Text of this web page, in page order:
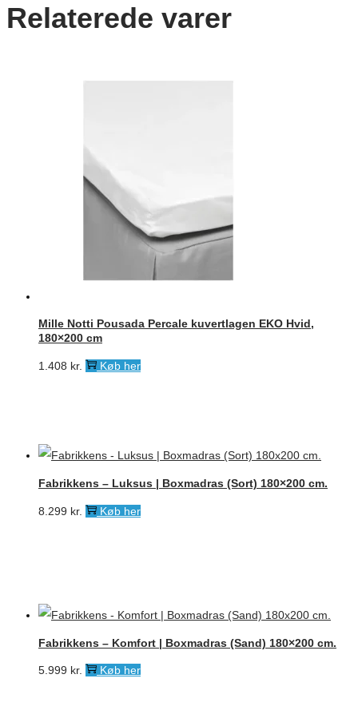
Relaterede varer
Mille Notti Pousada Percale kuvertlagen EKO Hvid,
180×200 cm
1.408 kr. Køb her
Fabrikkens – Luksus | Boxmadras (Sort) 180×200 cm.
8.299 kr. Køb her
Fabrikkens – Komfort | Boxmadras (Sand) 180×200 cm.
5.999 kr. Køb her